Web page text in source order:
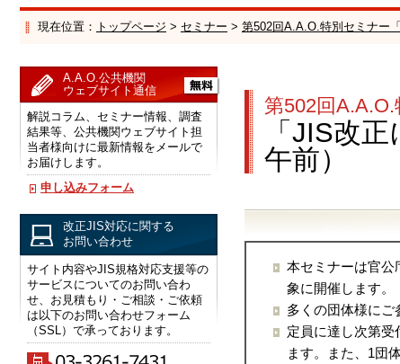
現在位置： トップページ > セミナー > 第502回A.A.O.特別セミナー
A.A.O.公共機関
ウェブサイト通信
解説コラム、セミナー情報、調査
結果等、公共機関ウェブサイト担
当者様向けに最新情報をメールで
お届けします。
申し込みフォーム
改正JIS対応に関する
お問い合わせ
サイト内容やJIS規格対応支援等の
サービスについてのお問い合わ
せ、お見積もり・ご相談・ご依頼
は以下のお問い合わせフォーム
（SSL）で承っております。
第502回
「JIS改
午前）
本セミナーは官公
象に開催します。
多くの団体様にご
定員に達し次第
ます。また、1団